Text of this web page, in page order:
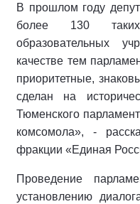
В прошлом году
более 130
образовательных
качестве тем
приоритетные,
сделан на
Тюменского
комсомола», -
фракции «Единая
Проведение
установлению